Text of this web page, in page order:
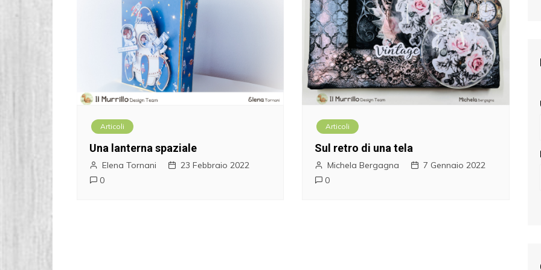
Articoli
Una lanterna spaziale
Elena Tornani
23 Febbraio 2022
0
Articoli
Sul retro di una tela
Michela Bergagna
7 Gennaio 2022
0